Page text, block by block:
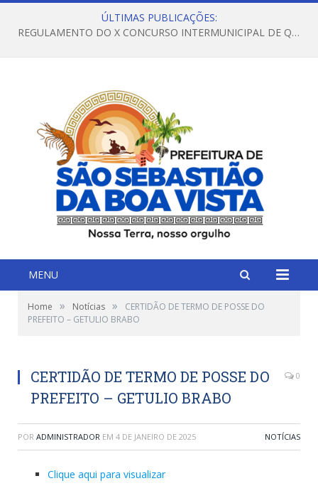
ÚLTIMAS PUBLICAÇÕES:
REGULAMENTO DO X CONCURSO INTERMUNICIPAL DE QUADRILHAS JUNINAS – 2026 – ARRAIÁ DA VENEZA
MENU
Home » Notícias »
CERTIDÃO DE TERMO DE POSSE DO
PREFEITO – GETULIO BRABO
CERTIDÃO DE TERMO DE POSSE DO
PREFEITO – GETULIO BRABO
0
POR ADMINISTRADOR EM 4 DE JANEIRO DE 2025 NOTÍCIAS
Clique aqui para visualizar